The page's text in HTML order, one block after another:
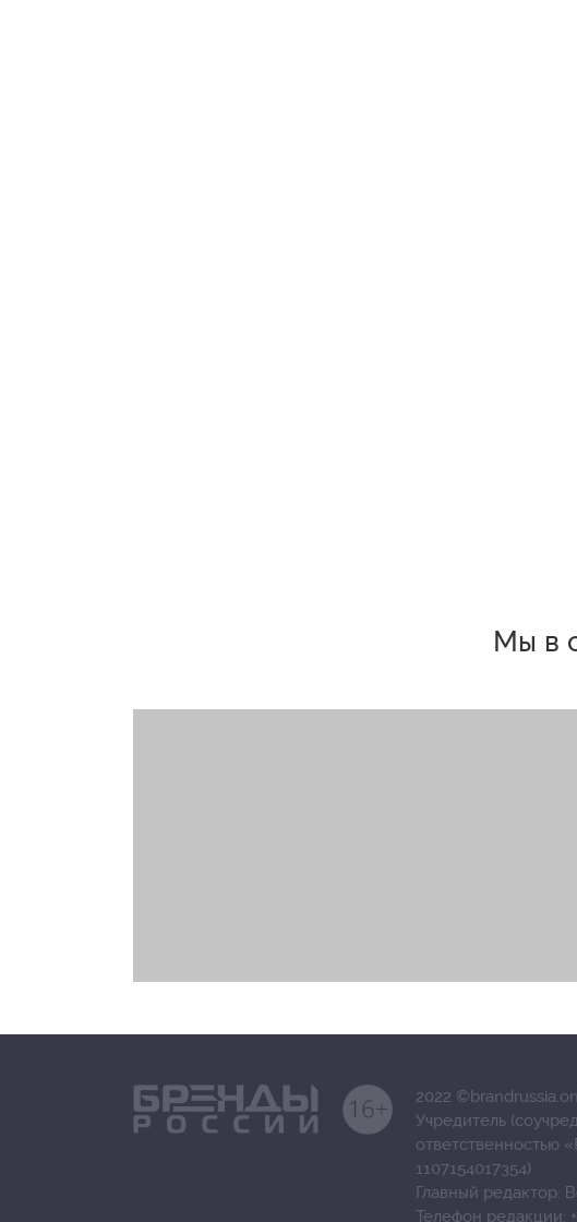
Мы в
2022
Учредитель
1107154017354)
Главный редактор:
Телефон редакции: